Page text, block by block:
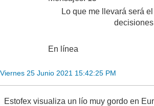
Lo que me llevará será
decisiones
En línea
Viernes 25 Junio 2021 15:42:25 PM
Estofex visualiza un lío muy gordo en